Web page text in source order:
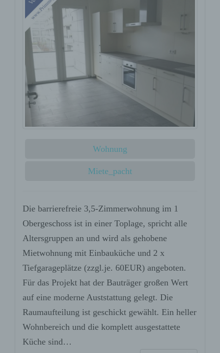
Wohnung
Miete_pacht
Die barrierefreie 3,5-Zimmerwohnung im 1
Obergeschoss ist in einer Toplage, spricht alle
Altersgruppen an und wird als gehobene
Mietwohnung mit Einbauküche und 2 x
Tiefgarageplätze (zzgl.je. 60EUR) angeboten.
Für das Projekt hat der Bauträger großen Wert
auf eine moderne Auststattung gelegt. Die
Raumaufteilung ist geschickt gewählt. Ein heller
Wohnbereich und die komplett ausgestattete
Küche sind…